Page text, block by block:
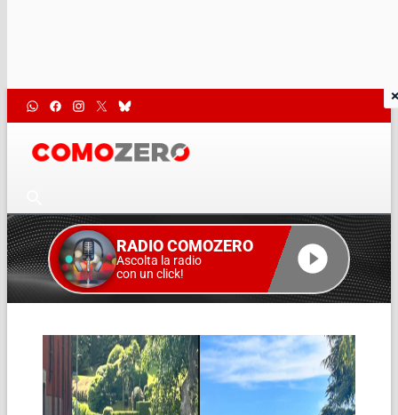
RADIO COMOZERO
Ascolta la radio
con un click!